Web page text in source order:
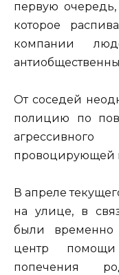
первую
которое
компании
От соседей
полицию по
провоцирующей
В апреле
на улице, в
были
центр
попечения